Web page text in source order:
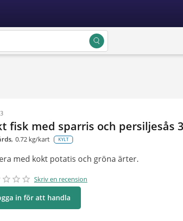
fisk med sparris och persiljesås
0.72 kg/kart KYLT
med kokt potatis och gröna ärter.
star_border star_border star_border
star star star Skriv en recension
in för att handla